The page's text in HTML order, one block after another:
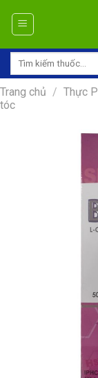
Tìm
Trang chủ / Thực
tóc